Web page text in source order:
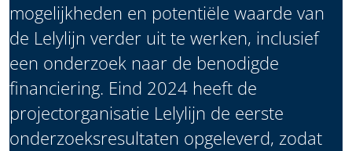
mogelijkheden en potentiële waarde van
de Lelylijn verder uit te werken, inclusief
een onderzoek naar de benodigde
financiering. Eind 2024 heeft de
projectorganisatie Lelylijn de eerste
onderzoeksresultaten opgeleverd, zodat